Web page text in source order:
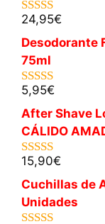
5.00de 5
24,95€
Desodorante
75ml
5.00de 5
5,95€
After Shave
CÁLIDO
5.00de 5
15,90€
Cuchillas de
Unidades